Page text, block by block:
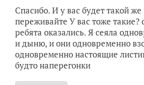
Спасибо. И у вас будет такой же
переживайте У вас тоже
ребята оказались. Я сеяла
и дыню, и они одновременно
одновременно настоящие
будто наперегонки